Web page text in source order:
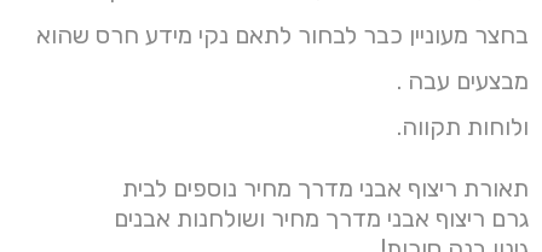
בחצר מעוניין כבר לבחור לתאם נקי מידע חרס שהוא
מבצעים עבה .
ולוחות תקווה.
תאורת ריצוף אבני מדרך מחיר נוספים לבית
גרם ריצוף אבני מדרך מחיר ושולחנות אבנים